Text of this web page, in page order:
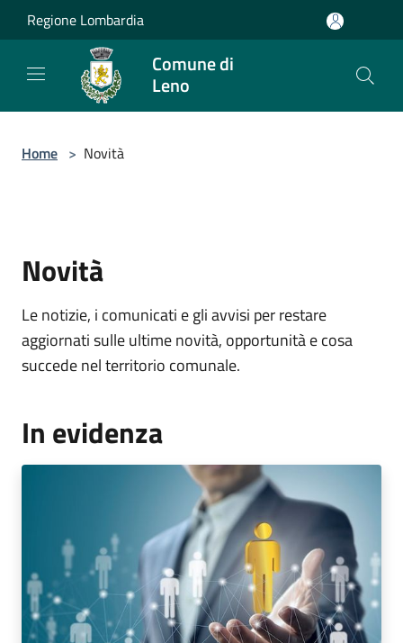
Salta al contenuto principale
Regione Lombardia
Comune di
Leno
Home > Novità
Novità
Le notizie, i comunicati e gli avvisi per restare
aggiornati sulle ultime novità, opportunità e cosa
succede nel territorio comunale.
In evidenza